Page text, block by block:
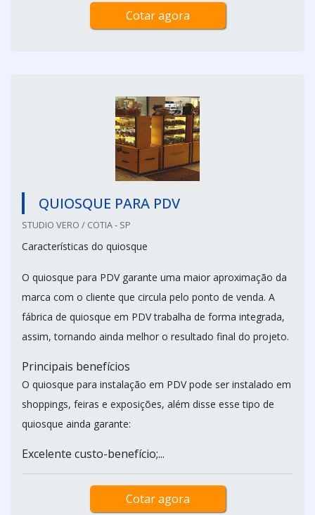
Cotar agora
QUIOSQUE PARA PDV
STUDIO VERO / COTIA - SP
Características do quiosque
O quiosque para PDV garante uma maior aproximação da
marca com o cliente que circula pelo ponto de venda. A
fábrica de quiosque em PDV trabalha de forma integrada,
assim, tornando ainda melhor o resultado final do projeto.
Principais benefícios
O quiosque para instalação em PDV pode ser instalado em
shoppings, feiras e exposições, além disse esse tipo de
quiosque ainda garante:
Excelente custo-benefício;...
Cotar agora